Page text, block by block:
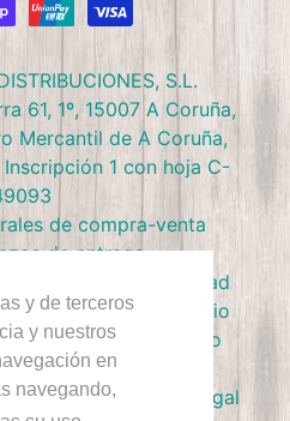
y de terceros
y nuestros
en
navegando,
S.L.
61, 1º, 15007 A Coruña,
Mercantil de A Coruña,
Inscripción 1 con hoja C-
de compra-venta
de entrega
Política de privacidad
Términos de Servicio
Política de reembolso
Doctor Panush
Aviso Legal